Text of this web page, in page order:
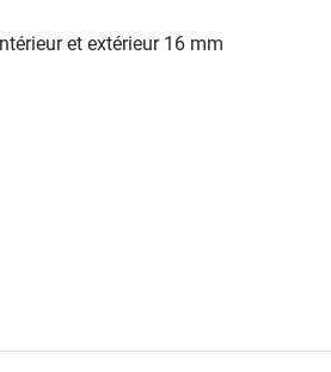
et extérieur 16 mm